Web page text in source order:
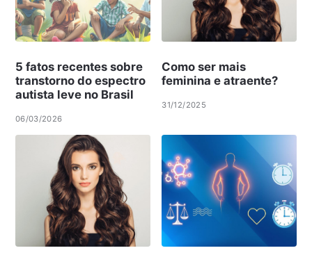
5 fatos recentes sobre
transtorno do espectro
autista leve no Brasil
06/03/2026
Como ser mais
feminina e atraente?
31/12/2025